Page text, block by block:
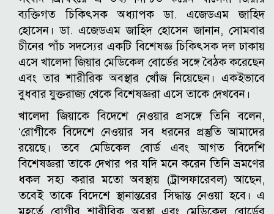
ব্যক্তিগত চিকিৎসক অধ্যাপক ডা. এজেডএম জাহিদ
হোসেন। ডা. এজেডএম জাহিদ হোসেন জানান, সোমবার
চীনের পাঁচ সদস্যের একটি বিশেষজ্ঞ চিকিৎসক দল ঢাকায়
এসে খালেদা জিয়ার মেডিকেল বোর্ডের সঙ্গে বৈঠক করেছেন
এবং তার শারীরিক অবস্থার খোঁজ নিয়েছেন। একইভাবে
বুধবার যুক্তরাজ্য থেকে বিশেষজ্ঞরা এসে তাকে দেখবেন।
খালেদা জিয়াকে বিদেশে নেওয়ার প্রসঙ্গে তিনি বলেন,
‘রোগীকে বিদেশে নেওয়ার সব ধরনের প্রস্তুতি আমাদের
রয়েছে। তবে মেডিকেল বোর্ড এবং আগত বিদেশি
বিশেষজ্ঞরা তাকে দেখার পর যদি মনে করেন তিনি ভ্রমণের
ধকল সহ্য করার মতো অবস্থায় (ট্রান্সফারেবল) আছেন,
তবেই তাকে বিদেশে স্থানান্তরের সিদ্ধান্ত নেওয়া হবে। এ